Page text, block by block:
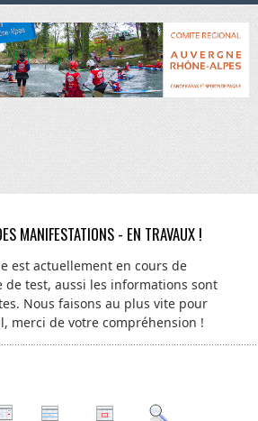
MANIFESTATIONS - EN TRAVAUX !
est actuellement en cours de
de test, aussi les informations sont
Nous faisons au plus vite pour
merci de votre compréhension !